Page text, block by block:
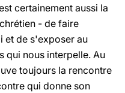
certainement aussi la
- de faire
et de s'exposer au
qui nous interpelle. Au
toujours la rencontre
qui donne son